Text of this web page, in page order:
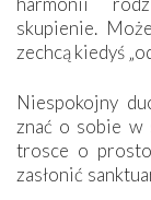
skupienie.
zechcą kiedyś
Niespokojny
znać o sobie w
trosce o
zasłonić